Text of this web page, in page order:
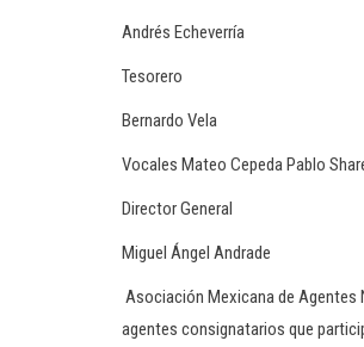
Andrés Echeverría
Tesorero
Bernardo Vela
Vocales Mateo Cepeda Pablo
Director General
Miguel Ángel Andrade
Asociación Mexicana de Agentes
agentes consignatarios que